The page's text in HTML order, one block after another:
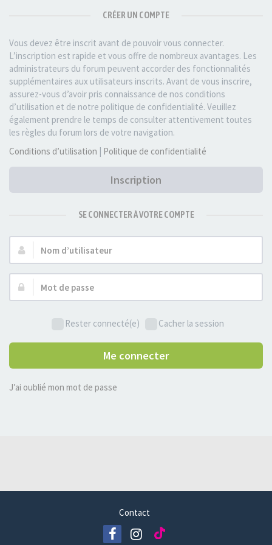
CRÉER UN COMPTE
Vous devez être inscrit avant de pouvoir vous connecter.
L’inscription est rapide et vous offre de nombreux avantages. Les
administrateurs du forum peuvent accorder des fonctionnalités
supplémentaires aux utilisateurs inscrits. Avant de vous inscrire,
assurez-vous d’avoir pris connaissance de nos conditions
d’utilisation et de notre politique de confidentialité. Veuillez
également prendre le temps de consulter attentivement toutes
les règles du forum lors de votre navigation.
Conditions d’utilisation | Politique de confidentialité
Inscription
SE CONNECTER À VOTRE COMPTE
Nom
d’utilisateur :
Mot
de
Rester connecté(e)
Cacher la session
Me connecter
J’ai oublié mon mot de passe
Contact